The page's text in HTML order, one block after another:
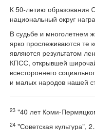
К 50-летию
национальный округ
В судьбе и многолетнем
ярко прослеживаются те
являются результатом
КПСС, открывшей
всестороннего
и малых народов нашей
23 "40 лет Коми-
24 "Советская культура",